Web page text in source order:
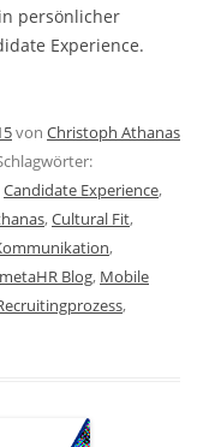
persönlicher
Experience.
von Christoph Athanas
Candidate Experience,
,Cultural Fit,
,
metaHR Blog, Mobile
,